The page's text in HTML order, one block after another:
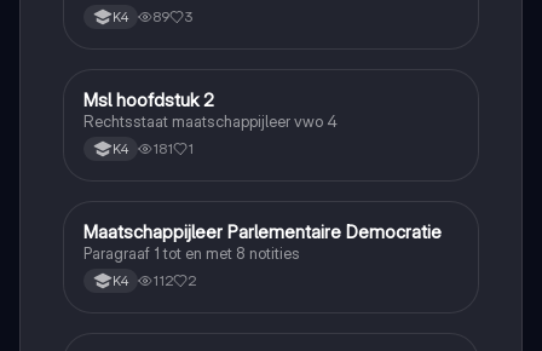
K4 89 3
Maatschappijleer
Msl hoofdstuk 2
Rechtsstaat maatschappijleer vwo 4
K4 181 1
Maatschappijleer
Maatschappijleer Parlementaire Democratie
Paragraaf 1 tot en met 8 notities
K4 112 2